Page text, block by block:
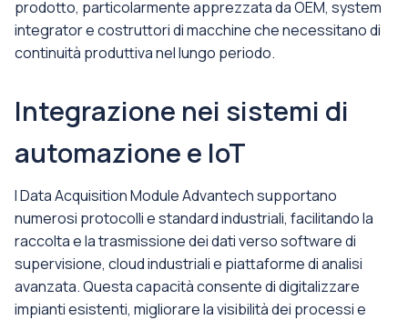
prodotto, particolarmente apprezzata da OEM, system
integrator e costruttori di macchine che necessitano di
continuità produttiva nel lungo periodo.
Integrazione nei sistemi di
automazione e IoT
I Data Acquisition Module Advantech supportano
numerosi protocolli e standard industriali, facilitando la
raccolta e la trasmissione dei dati verso software di
supervisione, cloud industriali e piattaforme di analisi
avanzata. Questa capacità consente di digitalizzare
impianti esistenti, migliorare la visibilità dei processi e